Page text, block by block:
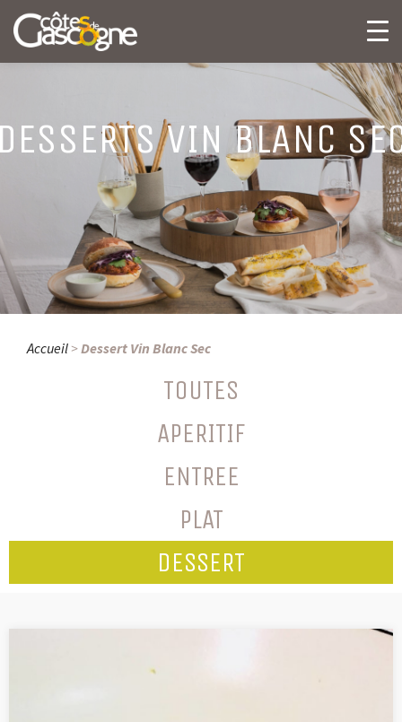
VIN BLANC
Accueil >Dessert Vin Blanc Sec
TOUTES
APERITIF
ENTREE
PLAT
DESSERT